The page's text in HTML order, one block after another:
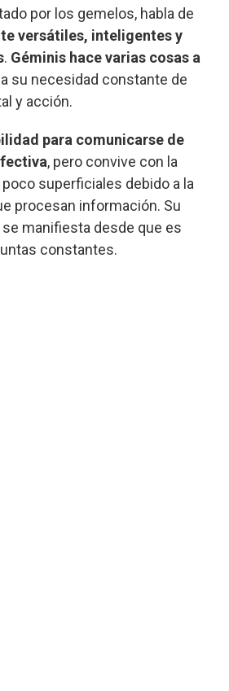
por los gemelos, habla de
versátiles, inteligentes y
. Géminis hace varias cosas a
su necesidad constante de
y acción.
para comunicarse de
, pero convive con la
superficiales debido a la
procesan información. Su
manifiesta desde que es
constantes.